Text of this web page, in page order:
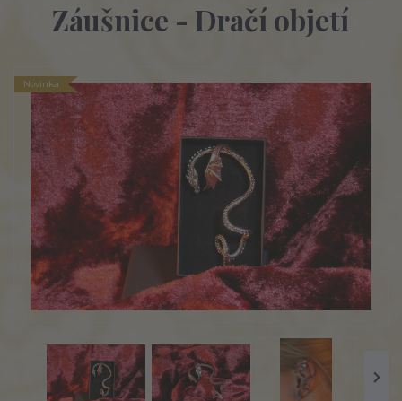
Záušnice - Dračí objetí
Novinka